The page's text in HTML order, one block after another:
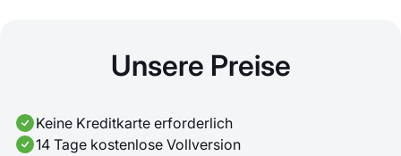
Unsere Preise
Keine Kreditkarte erforderlich
14 Tage kostenlose Vollversion